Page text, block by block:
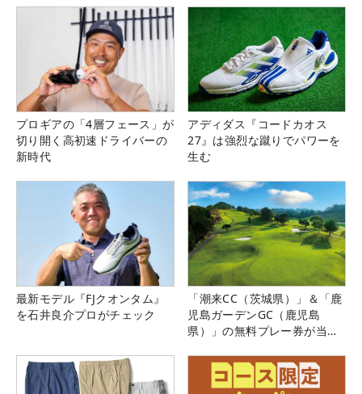
プロギアの「4層フェース」が
切り開く高初速ドライバーの
新時代
アディダス『コードカオス
27』は強烈な蹴りでパワーを
生む
最新モデル『FJクオンタム』
を石井良介プロがチェック
「潮来CC（茨城県）」＆「鹿
児島ガーデンGC（鹿児島
県）」の無料プレー券が当た